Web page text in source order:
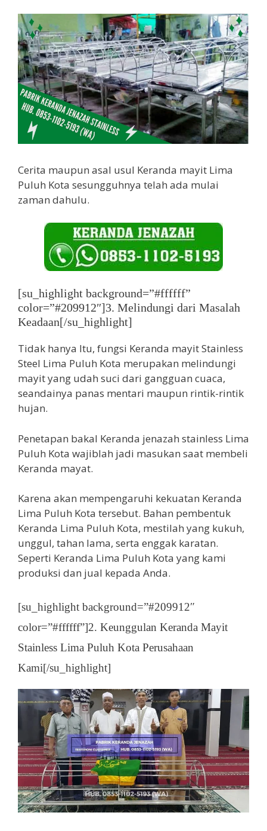
Cerita maupun asal usul Keranda mayit Lima
Puluh Kota sesungguhnya telah ada mulai
zaman dahulu.
[su_highlight background=”#ffffff”
color=”#209912″]3. Melindungi dari Masalah
Keadaan[/su_highlight]
Tidak hanya Itu, fungsi Keranda mayit Stainless
Steel Lima Puluh Kota merupakan melindungi
mayit yang udah suci dari gangguan cuaca,
seandainya panas mentari maupun rintik-rintik
hujan.
Penetapan bakal Keranda jenazah stainless Lima
Puluh Kota wajiblah jadi masukan saat membeli
Keranda mayat.
Karena akan mempengaruhi kekuatan Keranda
Lima Puluh Kota tersebut. Bahan pembentuk
Keranda Lima Puluh Kota, mestilah yang kukuh,
unggul, tahan lama, serta enggak karatan.
Seperti Keranda Lima Puluh Kota yang kami
produksi dan jual kepada Anda.
[su_highlight background=”#209912″
color=”#ffffff”]2. Keunggulan Keranda Mayit
Stainless Lima Puluh Kota Perusahaan
Kami[/su_highlight]